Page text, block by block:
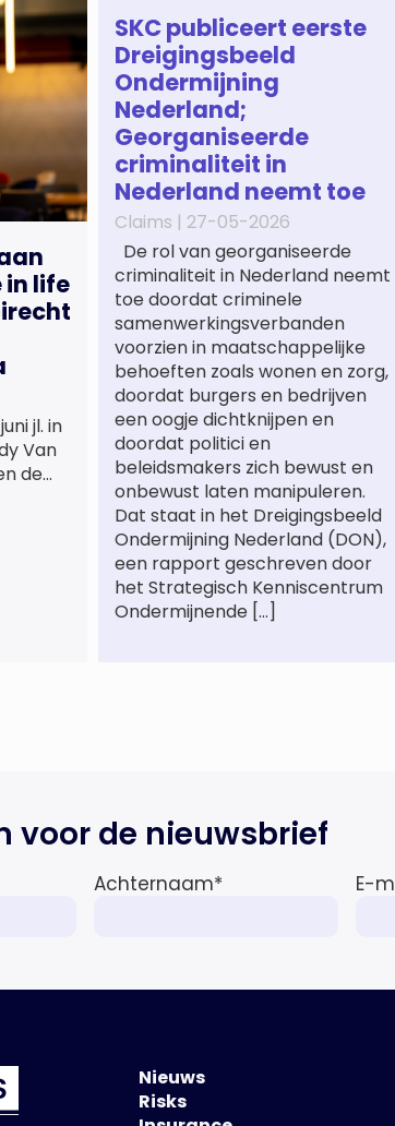
life
jl. in
Van
de
SKC publiceert eerste
Dreigingsbeeld
Ondermijning
Nederland;
Georganiseerde
criminaliteit in
Nederland neemt toe
Claims | 27-05-2026
De rol van georganiseerde
criminaliteit in Nederland neemt
toe doordat criminele
samenwerkingsverbanden
voorzien in maatschappelijke
behoeften zoals wonen en zorg,
doordat burgers en bedrijven
een oogje dichtknijpen en
doordat politici en
beleidsmakers zich bewust en
onbewust laten manipuleren.
Dat staat in het Dreigingsbeeld
Ondermijning Nederland (DON),
een rapport geschreven door
het Strategisch Kenniscentrum
Ondermijnende […]
voor de nieuwsbrief
Achternaam* E-
Nieuws
Risks